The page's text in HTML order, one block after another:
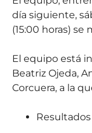
día siguiente,
(15:00 horas) se
El equipo está
Beatriz Ojeda,
Corcuera, a la